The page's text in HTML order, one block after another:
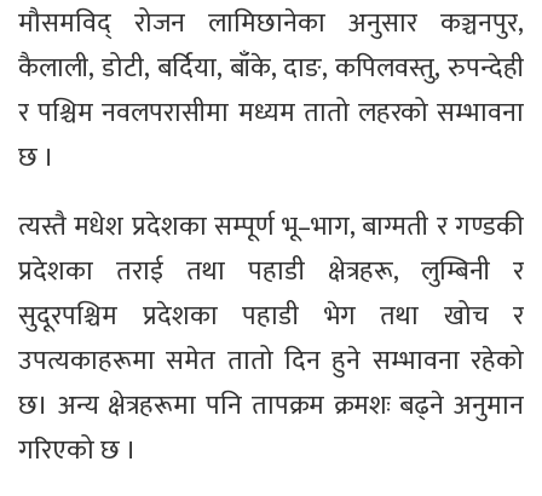
मौसमविद् रोजन लामिछानेका अनुसार कञ्चनपुर,
कैलाली, डोटी, बर्दिया, बाँके, दाङ, कपिलवस्तु, रुपन्देही
र पश्चिम नवलपरासीमा मध्यम तातो लहरको सम्भावना
छ ।
त्यस्तै मधेश प्रदेशका सम्पूर्ण भू–भाग, बाग्मती र गण्डकी
प्रदेशका तराई तथा पहाडी क्षेत्रहरू, लुम्बिनी र
सुदूरपश्चिम प्रदेशका पहाडी भेग तथा खोच र
उपत्यकाहरूमा समेत तातो दिन हुने सम्भावना रहेको
छ। अन्य क्षेत्रहरूमा पनि तापक्रम क्रमशः बढ्ने अनुमान
गरिएको छ ।